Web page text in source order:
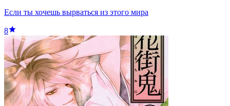
Если ты хочешь вырваться из этого мира
8